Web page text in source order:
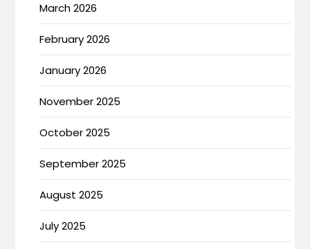
March 2026
February 2026
January 2026
November 2025
October 2025
September 2025
August 2025
July 2025